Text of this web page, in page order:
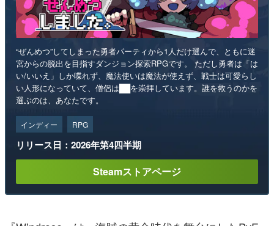
“ぜんめつ”してしまった勇者パーティから1人だけ選んで、ともに迷
宮からの脱出を目指すダンジョン探索RPGです。 ただし勇者は「は
い/いいえ」しか喋れず、魔法使いは魔法が使えず、戦士は可愛らし
い人形になっていて、僧侶は██を崇拝しています。誰を救うのかを
選ぶのは、あなたです。
インディー RPG
リリース日：2026年第4四半期
Steamストアページ